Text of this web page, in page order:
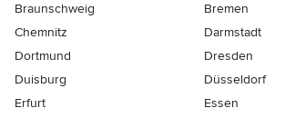
Braunschweig
Bremen
Chemnitz
Darmstadt
Dortmund
Dresden
Duisburg
Düsseldorf
Erfurt
Essen